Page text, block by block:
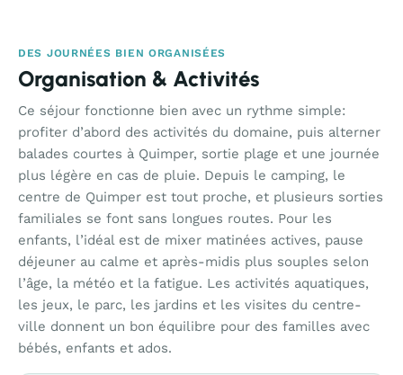
DES JOURNÉES BIEN ORGANISÉES
Organisation & Activités
Ce séjour fonctionne bien avec un rythme simple:
profiter d’abord des activités du domaine, puis alterner
balades courtes à Quimper, sortie plage et une journée
plus légère en cas de pluie. Depuis le camping, le
centre de Quimper est tout proche, et plusieurs sorties
familiales se font sans longues routes. Pour les
enfants, l’idéal est de mixer matinées actives, pause
déjeuner au calme et après-midis plus souples selon
l’âge, la météo et la fatigue. Les activités aquatiques,
les jeux, le parc, les jardins et les visites du centre-
ville donnent un bon équilibre pour des familles avec
bébés, enfants et ados.